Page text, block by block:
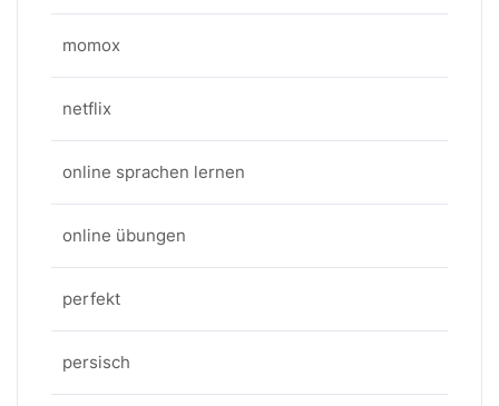
momox
netflix
online sprachen lernen
online übungen
perfekt
persisch